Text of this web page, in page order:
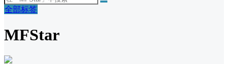
全部标签
MFStar